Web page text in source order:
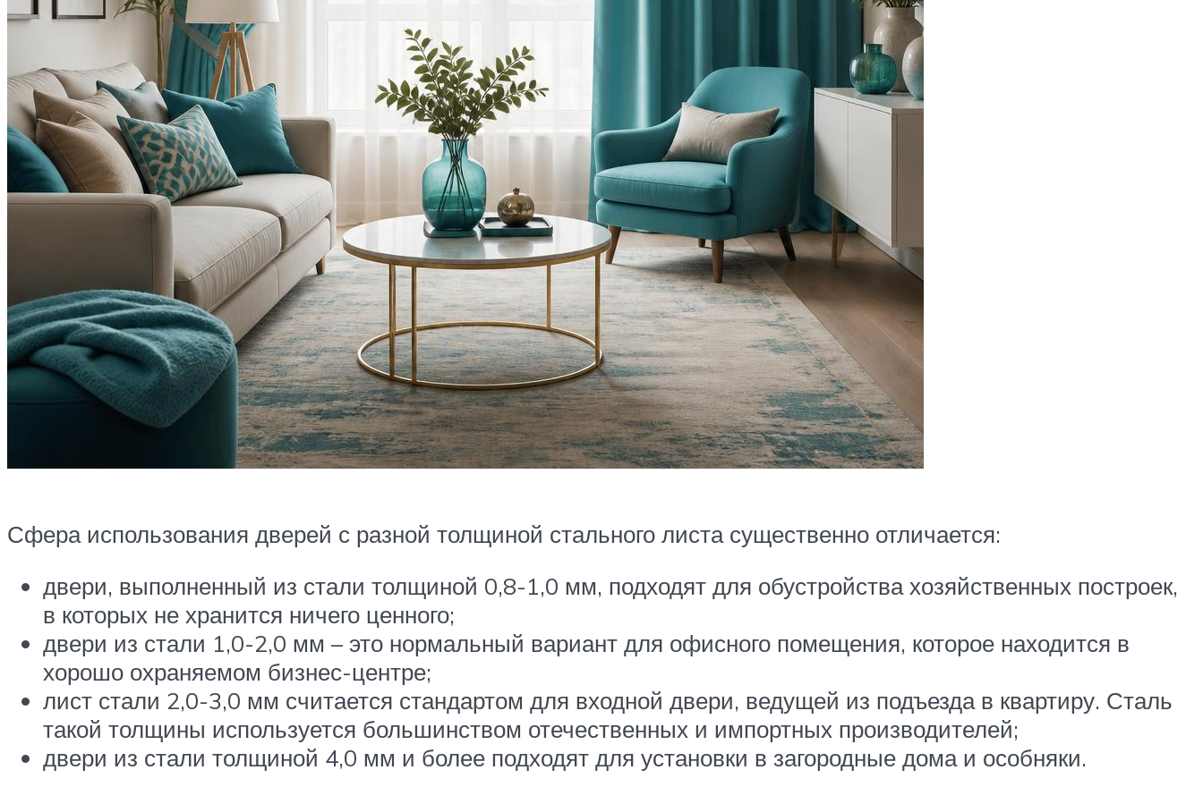
Сфера использования дверей с разной толщиной стального листа существенно отличается:
двери, выполненный из стали толщиной 0,8-1,0 мм, подходят для обустройства хозяйственных построек,
в которых не хранится ничего ценного;
двери из стали 1,0-2,0 мм – это нормальный вариант для офисного помещения, которое находится в
хорошо охраняемом бизнес-центре;
лист стали 2,0-3,0 мм считается стандартом для входной двери, ведущей из подъезда в квартиру. Сталь
такой толщины используется большинством отечественных и импортных производителей;
двери из стали толщиной 4,0 мм и более подходят для установки в загородные дома и особняки.